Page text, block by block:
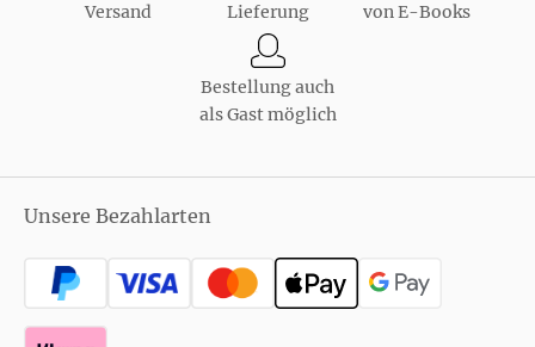
Versand
Lieferung
von E-Books
Bestellung auch
als Gast möglich
Unsere Bezahlarten